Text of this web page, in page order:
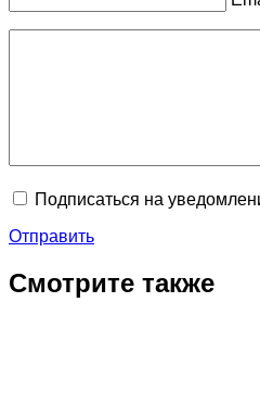
Подписаться на
Отправить
Смотрите также